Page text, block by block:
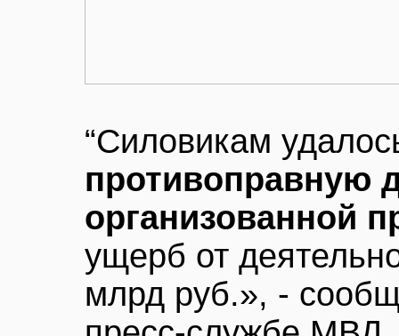
“Силовикам
противоправную
организованной
ущерб от
млрд руб.», -